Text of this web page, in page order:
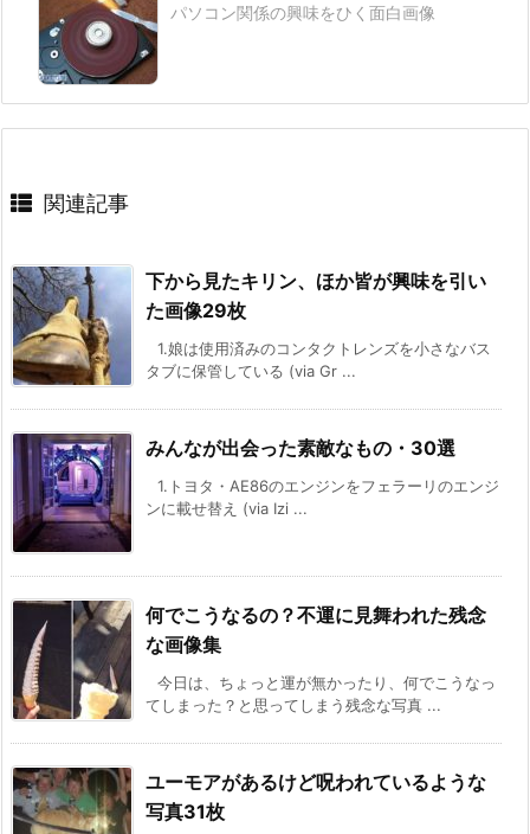
パソコン関係の興味をひく面白画像
関連記事
下から見たキリン、ほか皆が興味を引い
た画像29枚
1.娘は使用済みのコンタクトレンズを小さなバス
タブに保管している (via Gr ...
みんなが出会った素敵なもの・30選
1.トヨタ・AE86のエンジンをフェラーリのエンジ
ンに載せ替え (via Izi ...
何でこうなるの？不運に見舞われた残念
な画像集
今日は、ちょっと運が無かったり、何でこうなっ
てしまった？と思ってしまう残念な写真 ...
ユーモアがあるけど呪われているような
写真31枚